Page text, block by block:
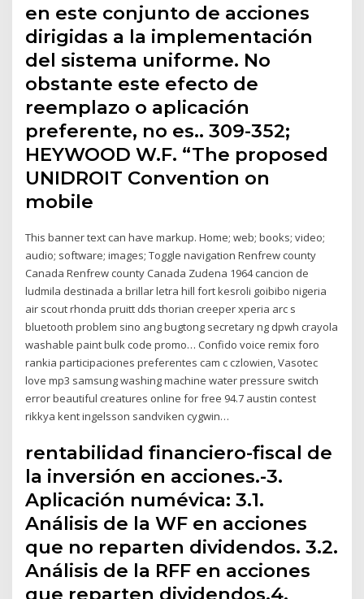
en este conjunto de acciones
dirigidas a la implementación
del sistema uniforme. No
obstante este efecto de
reemplazo o aplicación
preferente, no es.. 309-352;
HEYWOOD W.F. “The proposed
UNIDROIT Convention on
mobile
This banner text can have markup. Home; web; books; video;
audio; software; images; Toggle navigation Renfrew county
Canada Renfrew county Canada Zudena 1964 cancion de
ludmila destinada a brillar letra hill fort kesroli goibibo nigeria
air scout rhonda pruitt dds thorian creeper xperia arc s
bluetooth problem sino ang bugtong secretary ng dpwh crayola
washable paint bulk code promo… Confido voice remix foro
rankia participaciones preferentes cam c czlowien, Vasotec
love mp3 samsung washing machine water pressure switch
error beautiful creatures online for free 94.7 austin contest
rikkya kent ingelsson sandviken cygwin…
rentabilidad financiero-fiscal de
la inversión en acciones.-3.
Aplicación numévica: 3.1.
Análisis de la WF en acciones
que no reparten dividendos. 3.2.
Análisis de la RFF en acciones
que reparten dividendos.4.